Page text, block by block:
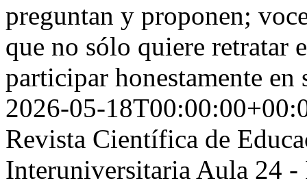
preguntan y proponen;
que no sólo quiere retratar
participar honestamente
2026-05-
Revista Científica de
Interuniversitaria Aula 24